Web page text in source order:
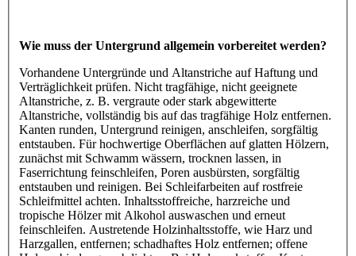
Wie muss der Untergrund allgemein vorbereitet werden?
Vorhandene Untergründe und Altanstriche auf Haftung und
Verträglichkeit prüfen. Nicht tragfähige, nicht geeignete
Altanstriche, z. B. vergraute oder stark abgewitterte
Altanstriche, vollständig bis auf das tragfähige Holz entfernen.
Kanten runden, Untergrund reinigen, anschleifen, sorgfältig
entstauben. Für hochwertige Oberflächen auf glatten Hölzern,
zunächst mit Schwamm wässern, trocknen lassen, in
Faserrichtung feinschleifen, Poren ausbürsten, sorgfältig
entstauben und reinigen. Bei Schleifarbeiten auf rostfreie
Schleifmittel achten. Inhaltsstoffreiche, harzreiche und
tropische Hölzer mit Alkohol auswaschen und erneut
feinschleifen. Austretende Holzinhaltsstoffe, wie Harz und
Harzgallen, entfernen; schadhaftes Holz entfernen; offene